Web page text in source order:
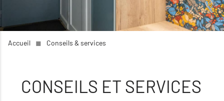
Accueil ◼︎ Conseils & services
CONSEILS ET SERVICES